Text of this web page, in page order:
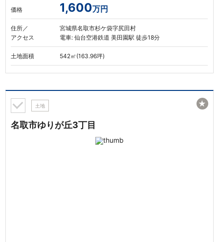
価格 1,600万円
住所／
アクセス
宮城県名取市杉ケ袋字尻田村
電車: 仙台空港鉄道 美田園駅 徒歩18分
土地面積 542㎡(163.96坪)
土地
名取市ゆりが丘3丁目
★